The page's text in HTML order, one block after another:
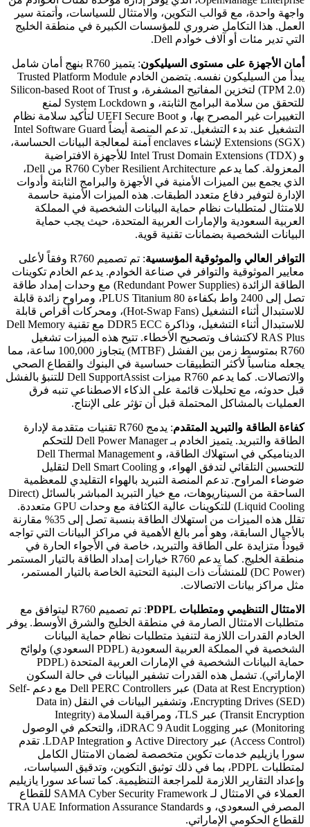
واجهة واحدة، مع قوالب التكوين، والامتثال للسياسات، وأتمتة سير
العمل. هذا التكامل ضروري للمؤسسات الكبيرة في منطقة الخليج
التي تدير مئات أو آلاف خوادم Dell.
أمان الأجهزة على مستوى السيليكون
: يتميز R760 بنهج أمان شامل
يبدأ من السيليكون نفسه. يتضمن الخادم Trusted Platform Module
(TPM 2.0) لتخزين المفاتيح المشفرة، و Silicon-based Root of Trust
للتحقق من سلامة البرامج الثابتة، و System Lockdown لمنع
التغييرات غير المصرح بها، و UEFI Secure Boot لتأكيد سلامة نظام
التشغيل عند بدء التشغيل. تدعم المنصة أيضاً Intel Software Guard
Extensions (SGX) لإنشاء enclaves آمنة لمعالجة البيانات الحساسة،
و Intel Trust Domain Extensions (TDX) للأجهزة الافتراضية
المعزولة. كما يدعم R760 Cyber Resilient Architecture من Dell،
الذي يجمع بين الميزات الأمنية في الأجهزة والبرامج الثابتة وأدوات
الإدارة لتوفير دفاع متعدد الطبقات. هذه الميزات الأمنية حاسمة
للامتثال لمتطلبات نظام حماية البيانات الشخصية في المملكة
العربية السعودية والإمارات العربية المتحدة، حيث يجب حماية
البيانات الشخصية بضمانات تقنية قوية.
التوافر العالي والموثوقية المؤسسية
: تم تصميم R760 وفقاً لأعلى
معايير الموثوقية والتوافر في صناعة الخوادم. يدعم الخادم تكوينات
الطاقة الزائدة (Redundant Power Supplies) مع وحدات إمداد طاقة
تصل إلى 2400 واط بكفاءة 80 PLUS Titanium، ومراوح زائدة قابلة
للاستبدال أثناء التشغيل (Hot-Swap Fans)، ومحركات أقراص قابلة
للاستبدال أثناء التشغيل، وذاكرة DDR5 ECC مع تقنية Dell Memory
RAS Plus لاكتشاف وتصحيح الأخطاء. تتيح هذه الميزات تشغيل
R760 بمتوسط زمن بين الفشل (MTBF) يتجاوز 100,000 ساعة، مما
يجعله مناسباً لأكثر التطبيقات حساسية في البنوك والقطاع الصحي
والاتصالات. كما يدعم R760 ميزات Dell SupportAssist للتنبؤ بالفشل
قبل حدوثه، مع تحليلات قائمة على الذكاء الاصطناعي تنبه فرق
العمليات بالمشاكل المحتملة قبل أن تؤثر على الإنتاج.
كفاءة الطاقة والتبريد المتقدم
: يدمج R760 تقنيات متقدمة لإدارة
الطاقة والتبريد. يتميز الخادم بـ Dell Power Manager للتحكم
الديناميكي في استهلاك الطاقة، و Dell Thermal Management
للتحسين التلقائي لتدفق الهواء، و Dell Smart Cooling لتقليل
ضوضاء المراوح. تدعم المنصة التبريد بالهواء التقليدي للمعظمية
الساحقة من السيناريوهات، مع خيار التبريد المباشر بالسائل (Direct
Liquid Cooling) للتكوينات عالية الكثافة مع وحدات GPU متعددة.
تقلل هذه الميزات من استهلاك الطاقة بنسبة تصل إلى 35% مقارنة
بالأجيال السابقة، وهو أمر بالغ الأهمية في مراكز البيانات التي تواجه
قيوداً متزايدة على الطاقة والتبريد، خاصة في الأجواء الحارة في
منطقة الخليج. كما يدعم R760 خيارات إمداد الطاقة بالتيار المستمر
(DC Power) للمنشآت ذات البنية التحتية الخاصة بالتيار المستمر،
مثل مراكز بيانات الاتصالات.
الامتثال التنظيمي ومتطلبات PDPL
: تم تصميم R760 ليتوافق مع
متطلبات الامتثال الصارمة في منطقة الخليج والشرق الأوسط. يوفر
الخادم القدرات اللازمة لتنفيذ متطلبات نظام حماية البيانات
الشخصية في المملكة العربية السعودية (PDPL السعودي) ولوائح
حماية البيانات الشخصية في الإمارات العربية المتحدة (PDPL
الإماراتي). تشمل هذه القدرات تشفير البيانات في حالة السكون
(Data at Rest Encryption) عبر Dell PERC Controllers مع دعم Self-
Encrypting Drives (SED)، وتشفير البيانات في النقل (Data in
Transit Encryption) عبر TLS، ومراقبة السلامة (Integrity
Monitoring) عبر iDRAC 9 Audit Logging، والتحكم في الوصول
(Access Control) عبر Active Directory و LDAP Integration. تقدم
سورا يازيليم خدمات تكوين متخصصة لضمان الامتثال الكامل
لمتطلبات PDPL، بما في ذلك توثيق التكوين، وتدقيق السياسات،
وإعداد التقارير اللازمة للمراجعة التنظيمية. كما تساعد سورا يازيليم
العملاء في الامتثال لـ SAMA Cyber Security Framework للقطاع
المصرفي السعودي، و TRA UAE Information Assurance Standards
للقطاع الحكومي الإماراتي.